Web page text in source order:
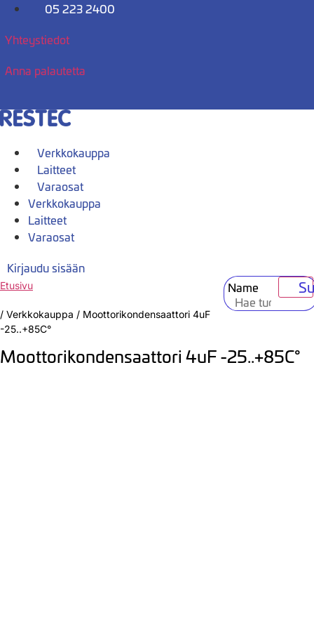
Mene
05 223 2400
Yhteystiedot
Anna palautetta
Verkkokauppa
Laitteet
Varaosat
Verkkokauppa
Laitteet
Varaosat
Kirjaudu sisään
Name
Etusivu
/ Verkkokauppa / Moottorikondensaattori 4uF
-25..+85C°
Moottorikondensaattori 4uF -25..+85C°